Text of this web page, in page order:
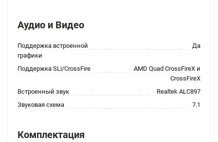
Аудио и Видео
Поддержка встроенной
графики
Да
Поддержка SLi/CrossFire
AMD Quad CrossFireX и
CrossFireX
Встроенный звук
Realtek ALC897
Звуковая схема
7.1
Комплектация